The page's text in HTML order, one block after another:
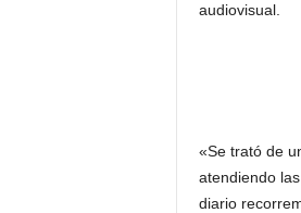
audiovisual.
«Se trató de
atendiendo
diario